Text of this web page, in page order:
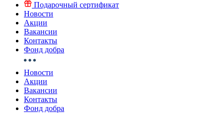
Подарочный сертификат
Новости
Акции
Вакансии
Контакты
Фонд добра
Новости
Акции
Вакансии
Контакты
Фонд добра